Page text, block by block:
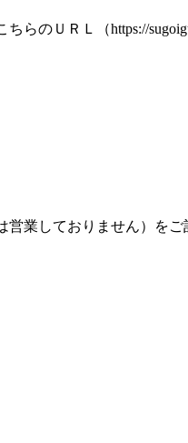
のＵＲＬ（https://
業しておりません）をご